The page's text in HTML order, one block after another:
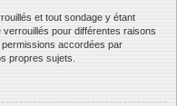
et tout sondage y étant
pour différentes raisons
accordées par
propres sujets.